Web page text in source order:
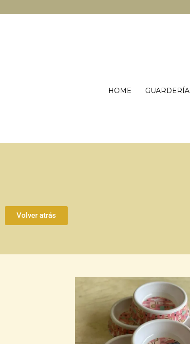
HOME GUARDERÍA
Volver atrás